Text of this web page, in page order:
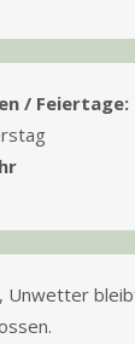
/ Feiertage:
Unwetter